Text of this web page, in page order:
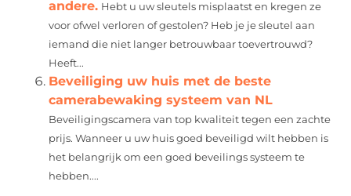
andere. Hebt u uw sleutels misplaatst en kregen ze
voor ofwel verloren of gestolen? Heb je je sleutel aan
iemand die niet langer betrouwbaar toevertrouwd?
Heeft...
Beveiliging uw huis met de beste
camerabewaking systeem van NL
Beveiligingscamera van top kwaliteit tegen een zachte
prijs. Wanneer u uw huis goed beveiligd wilt hebben is
het belangrijk om een goed beveilings systeem te
hebben....